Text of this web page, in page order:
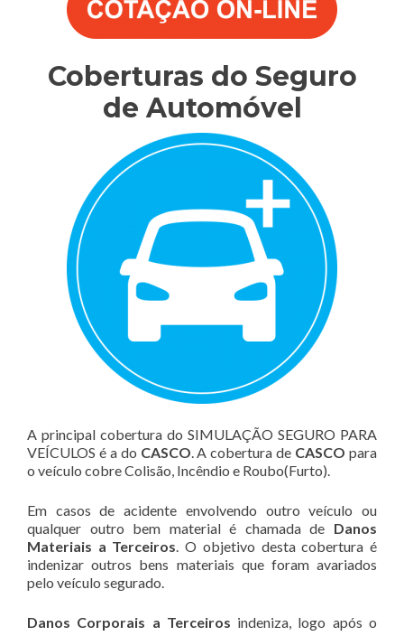
Coberturas do Seguro
de Automóvel
A principal cobertura do SIMULAÇÃO SEGURO PARA
VEÍCULOS é a do CASCO . A cobertura de CASCO para
o veículo cobre Colisão, Incêndio e Roubo(Furto).
Em casos de acidente envolvendo outro veículo ou
qualquer outro bem material é chamada de Danos
Materiais a Terceiros . O objetivo desta cobertura é
indenizar outros bens materiais que foram avariados
pelo veículo segurado.
Danos Corporais a Terceiros indeniza, logo após o